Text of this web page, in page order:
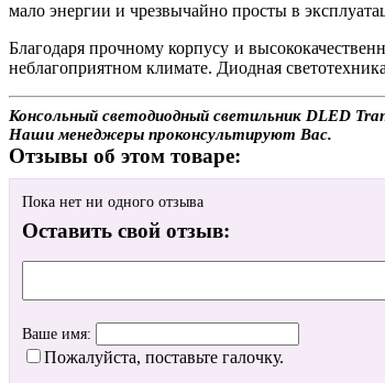
мало энергии и чрезвычайно просты в
Благодаря прочному корпусу и
неблагоприятном климате. Диодная
Консольный светодиодный светильник DLED
Наши менеджеры проконсультируют Вас.
Отзывы об этом товаре:
Пока нет ни одного отзыва
Оставить свой отзыв:
Ваше имя:
Пожалуйста, поставьте галочку.